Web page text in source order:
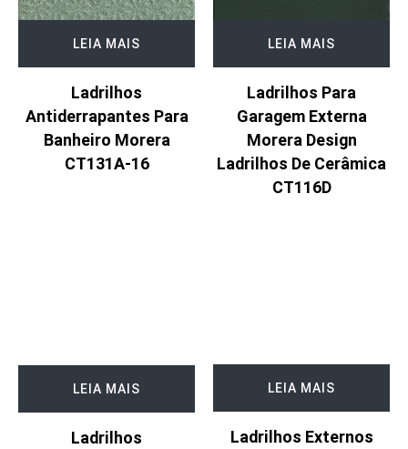
LEIA MAIS
Ladrilhos
Antiderrapantes Para
Banheiro Morera
CT131A-16
LEIA MAIS
Ladrilhos Para
Garagem Externa
Morera Design
Ladrilhos De Cerâmica
CT116D
LEIA MAIS
Ladrilhos
LEIA MAIS
Ladrilhos Externos